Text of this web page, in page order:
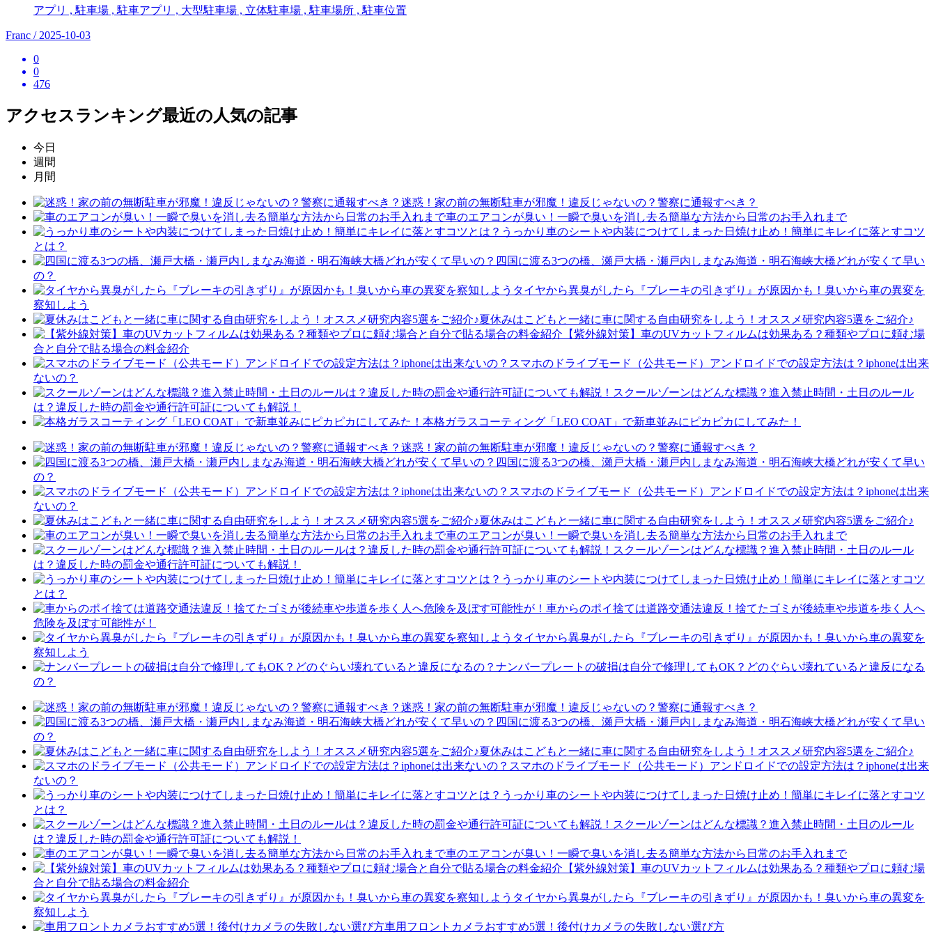
アプリ , 駐車場 , 駐車アプリ , 大型駐車場 , 立体駐車場 , 駐車場所 , 駐車位置
Franc / 2025-10-03
0
0
476
アクセスランキング最近の人気の記事
今日
週間
月間
迷惑！家の前の無断駐車が邪魔！違反じゃないの？警察に通報すべき？
車のエアコンが臭い！一瞬で臭いを消し去る簡単な方法から日常のお手入れまで
うっかり車のシートや内装につけてしまった日焼け止め！簡単にキレイに落とすコツ
とは？
四国に渡る3つの橋、瀬戸大橋・瀬戸内しまなみ海道・明石海峡大橋どれが安くて早い
の？
タイヤから異臭がしたら『ブレーキの引きずり』が原因かも！臭いから車の異変を
察知しよう
夏休みはこどもと一緒に車に関する自由研究をしよう！オススメ研究内容5選をご紹介♪
【紫外線対策】車のUVカットフィルムは効果ある？種類やプロに頼む場
合と自分で貼る場合の料金紹介
スマホのドライブモード（公共モード）アンドロイドでの設定方法は？iphoneは出来
ないの？
スクールゾーンはどんな標識？進入禁止時間・土日のルール
は？違反した時の罰金や通行許可証についても解説！
本格ガラスコーティング「LEO COAT」で新車並みにピカピカにしてみた！
迷惑！家の前の無断駐車が邪魔！違反じゃないの？警察に通報すべき？
四国に渡る3つの橋、瀬戸大橋・瀬戸内しまなみ海道・明石海峡大橋どれが安くて早い
の？
スマホのドライブモード（公共モード）アンドロイドでの設定方法は？iphoneは出来
ないの？
夏休みはこどもと一緒に車に関する自由研究をしよう！オススメ研究内容5選をご紹介♪
車のエアコンが臭い！一瞬で臭いを消し去る簡単な方法から日常のお手入れまで
スクールゾーンはどんな標識？進入禁止時間・土日のルール
は？違反した時の罰金や通行許可証についても解説！
うっかり車のシートや内装につけてしまった日焼け止め！簡単にキレイに落とすコツ
とは？
車からのポイ捨ては道路交通法違反！捨てたゴミが後続車や歩道を歩く人へ
危険を及ぼす可能性が！
タイヤから異臭がしたら『ブレーキの引きずり』が原因かも！臭いから車の異変を
察知しよう
ナンバープレートの破損は自分で修理してもOK？どのぐらい壊れていると違反になる
の？
迷惑！家の前の無断駐車が邪魔！違反じゃないの？警察に通報すべき？
四国に渡る3つの橋、瀬戸大橋・瀬戸内しまなみ海道・明石海峡大橋どれが安くて早い
の？
夏休みはこどもと一緒に車に関する自由研究をしよう！オススメ研究内容5選をご紹介♪
スマホのドライブモード（公共モード）アンドロイドでの設定方法は？iphoneは出来
ないの？
うっかり車のシートや内装につけてしまった日焼け止め！簡単にキレイに落とすコツ
とは？
スクールゾーンはどんな標識？進入禁止時間・土日のルール
は？違反した時の罰金や通行許可証についても解説！
車のエアコンが臭い！一瞬で臭いを消し去る簡単な方法から日常のお手入れまで
【紫外線対策】車のUVカットフィルムは効果ある？種類やプロに頼む場
合と自分で貼る場合の料金紹介
タイヤから異臭がしたら『ブレーキの引きずり』が原因かも！臭いから車の異変を
察知しよう
車用フロントカメラおすすめ5選！後付けカメラの失敗しない選び方